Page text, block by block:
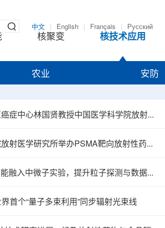
中文 English Français Русский
核聚变 核技术应用
农业 安防
不列颠哥伦比亚癌症中心林国贤教授中国医学科学院放射医学研究所开展学术交流
中国医学科学院放射医学研究所举办PSMA靶向放射性药物学术报告会
DUNE将人工智能融入中微子实验，提升粒子探测与数据处理能力
首个“量子多束利用”同步辐射光束线